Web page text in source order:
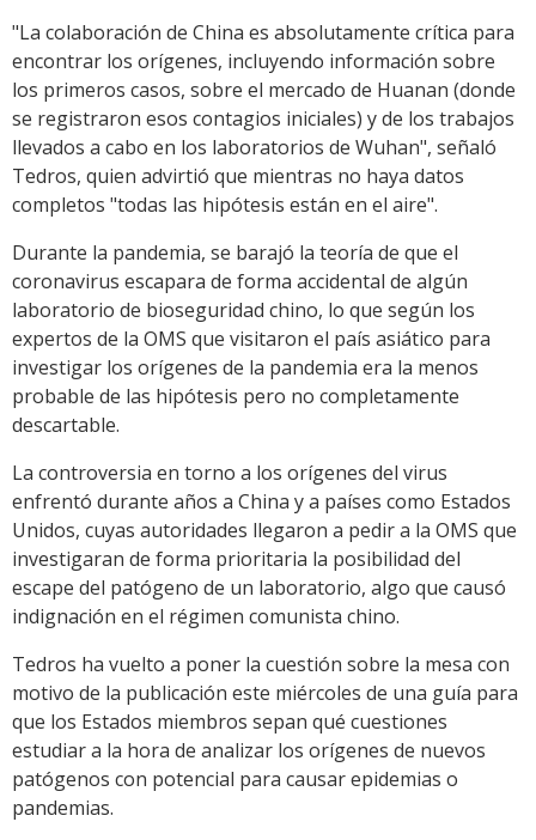
"La colaboración de China es absolutamente crítica para
encontrar los orígenes, incluyendo información sobre
los primeros casos, sobre el mercado de Huanan (donde
se registraron esos contagios iniciales) y de los trabajos
llevados a cabo en los laboratorios de Wuhan", señaló
Tedros, quien advirtió que mientras no haya datos
completos "todas las hipótesis están en el aire".
Durante la pandemia, se barajó la teoría de que el
coronavirus escapara de forma accidental de algún
laboratorio de bioseguridad chino, lo que según los
expertos de la OMS que visitaron el país asiático para
investigar los orígenes de la pandemia era la menos
probable de las hipótesis pero no completamente
descartable.
La controversia en torno a los orígenes del virus
enfrentó durante años a China y a países como Estados
Unidos, cuyas autoridades llegaron a pedir a la OMS que
investigaran de forma prioritaria la posibilidad del
escape del patógeno de un laboratorio, algo que causó
indignación en el régimen comunista chino.
Tedros ha vuelto a poner la cuestión sobre la mesa con
motivo de la publicación este miércoles de una guía para
que los Estados miembros sepan qué cuestiones
estudiar a la hora de analizar los orígenes de nuevos
patógenos con potencial para causar epidemias o
pandemias.